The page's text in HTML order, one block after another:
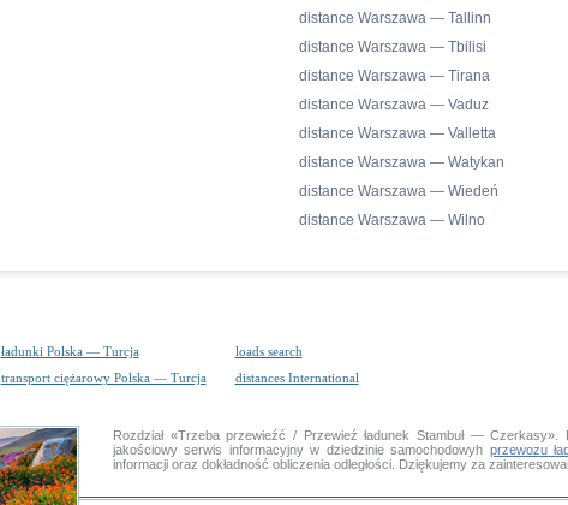
distance Warszawa — Tallinn
distance Warszawa — Tbilisi
distance Warszawa — Tirana
distance Warszawa — Vaduz
distance Warszawa — Valletta
distance Warszawa — Watykan
distance Warszawa — Wiedeń
distance Warszawa — Wilno
ładunki Polska — Turcja
loads search
transport ciężarowy Polska — Turcja distances International
Rozdział «Trzeba przewieźć / Przewieź ładunek Stambuł —
jakościowy serwis informacyjny w dziedzinie samochodowyh przewozu
informacji oraz dokładność obliczenia odległości. Dziękujemy za